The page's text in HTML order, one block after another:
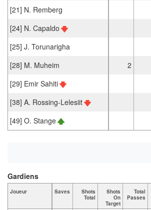
[21] N. Remberg
[24] N. Capaldo
[25] J. Torunarigha
[28] M. Muheim
2
[29] Emir Sahiti
[38] A. Rossing-Lelesiit
[49] O. Stange
Joueur Saves
Shots
Total
Shots
On
Target
Total
Passes
Gardiens